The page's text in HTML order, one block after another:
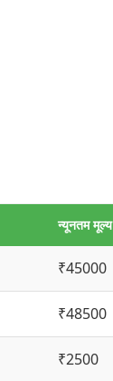
न्यूनतम मूल्य
₹45000
₹48500
₹2500